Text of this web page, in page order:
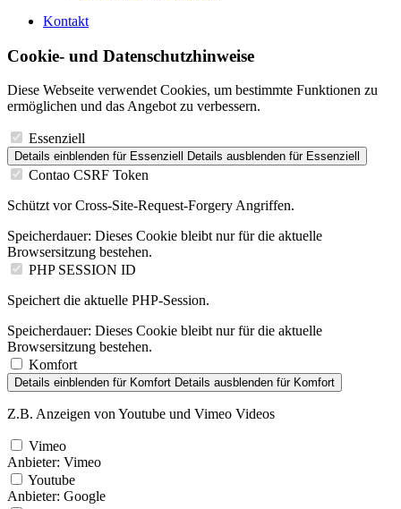
Kontakt
Cookie- und Datenschutzhinweise
Diese Webseite verwendet Cookies, um bestimmte Funktionen zu
ermöglichen und das Angebot zu verbessern.
Essenziell
Details einblenden für Essenziell Details ausblenden für Essenziell
Contao CSRF Token
Schützt vor Cross-Site-Request-Forgery Angriffen.
Speicherdauer: Dieses Cookie bleibt nur für die aktuelle
Browsersitzung bestehen.
PHP SESSION ID
Speichert die aktuelle PHP-Session.
Speicherdauer: Dieses Cookie bleibt nur für die aktuelle
Browsersitzung bestehen.
Komfort
Details einblenden für Komfort Details ausblenden für Komfort
Z.B. Anzeigen von Youtube und Vimeo Videos
Vimeo
Anbieter: Vimeo
Youtube
Anbieter: Google